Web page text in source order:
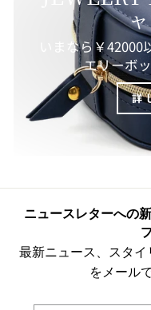
いまなら￥
エリーボ
詳
ニュースレターへの
最新ニュース、スタ
をメール